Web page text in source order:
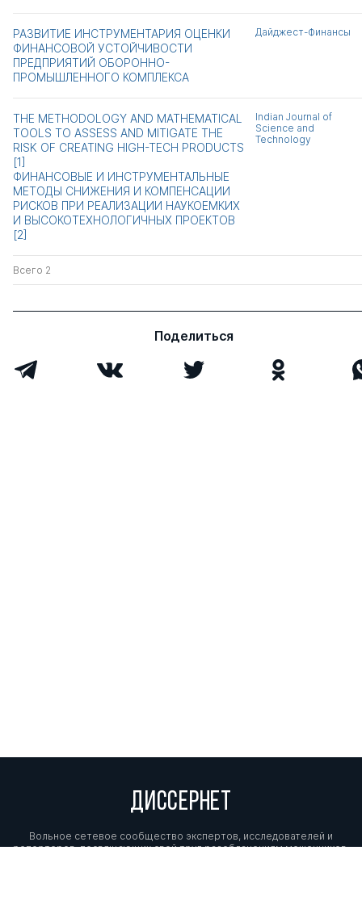
РАЗВИТИЕ ИНСТРУМЕНТАРИЯ ОЦЕНКИ
ФИНАНСОВОЙ УСТОЙЧИВОСТИ
ПРЕДПРИЯТИЙ ОБОРОННО-
ПРОМЫШЛЕННОГО КОМПЛЕКСА
Дайджест-Финансы
THE METHODOLOGY AND MATHEMATICAL
TOOLS TO ASSESS AND MITIGATE THE
RISK OF CREATING HIGH-TECH PRODUCTS
[1]
ФИНАНСОВЫЕ И ИНСТРУМЕНТАЛЬНЫЕ
МЕТОДЫ СНИЖЕНИЯ И КОМПЕНСАЦИИ
РИСКОВ ПРИ РЕАЛИЗАЦИИ НАУКОЕМКИХ
И ВЫСОКОТЕХНОЛОГИЧНЫХ ПРОЕКТОВ
[2]
Indian Journal of
Science and
Technology
Всего 2
Поделиться
ДИССЕРНЕТ
Вольное сетевое сообщество экспертов, исследователей и
репортеров, посвящающих свой труд разоблачениям мошенников,